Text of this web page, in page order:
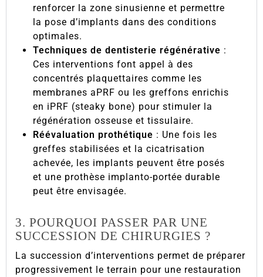
renforcer la zone sinusienne et permettre
la pose d’implants dans des conditions
optimales.
Techniques de dentisterie régénérative :
Ces interventions font appel à des
concentrés plaquettaires comme les
membranes aPRF ou les greffons enrichis
en iPRF (steaky bone) pour stimuler la
régénération osseuse et tissulaire.
Réévaluation prothétique : Une fois les
greffes stabilisées et la cicatrisation
achevée, les implants peuvent être posés
et une prothèse implanto-portée durable
peut être envisagée.
3. POURQUOI PASSER PAR UNE
SUCCESSION DE CHIRURGIES ?
La succession d’interventions permet de préparer
progressivement le terrain pour une restauration